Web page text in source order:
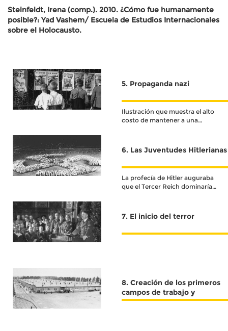
Steinfeldt, Irena (comp.). 2010. ¿Cómo fue humanamente
posible?: Yad Vashem/ Escuela de Estudios Internacionales
sobre el Holocausto.
5. Propaganda nazi
Ilustración que muestra el alto
costo de mantener a una
mismo sostener a una persona
enferma que a toda una familia;
programa de esterilización".
Crédito: USHMM
6. Las Juventudes Hitlerianas
La profecía de Hitler auguraba
que el Tercer Reich dominaría
7. El inicio del terror
8. Creación de los primeros
campos de trabajo y
concentración